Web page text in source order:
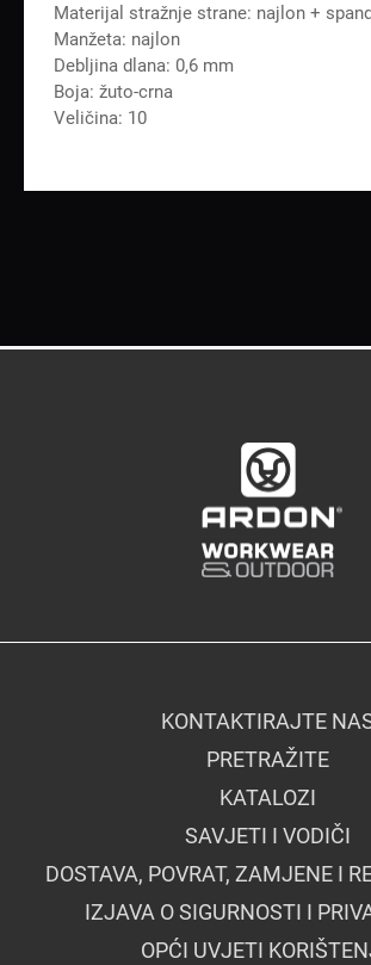
Materijal stražnje strane: najlon +
Manžeta: najlon
Debljina dlana: 0,6 mm
Boja: žuto-crna
Veličina: 10
KONTAKTIRAJTE
PRETRAŽITE
KATALOZI
SAVJETI I VODIČI
DOSTAVA, POVRAT, ZAMJENE I
IZJAVA O SIGURNOSTI I
OPĆI UVJETI